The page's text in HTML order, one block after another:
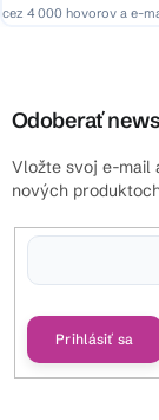
cez 4 000 hovorov a e-
Odoberať
Vložte svoj e-mail
nových
Prihlásiť sa